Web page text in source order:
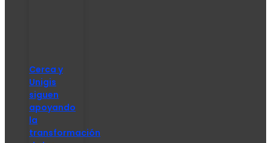
Cerca y
Unigis
siguen
apoyando
la
transformación